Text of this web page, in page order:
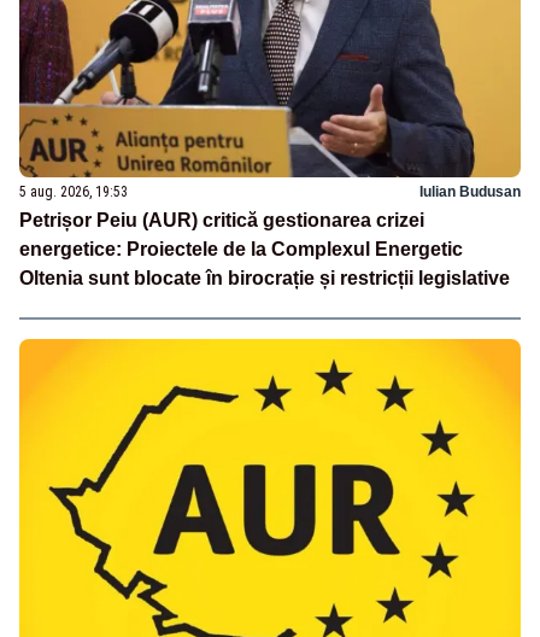
5 aug. 2026, 19:53 Iulian Budusan
Petrișor Peiu (AUR) critică gestionarea crizei
energetice: Proiectele de la Complexul Energetic
Oltenia sunt blocate în birocrație și restricții legislative